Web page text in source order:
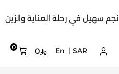
نجم سهيل في رحلة العناية والزين
0 0 En SAR